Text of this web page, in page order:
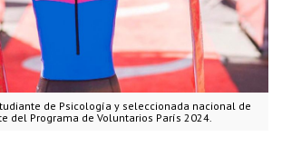
de Psicología y seleccionada nacional de
del Programa de Voluntarios París 2024.